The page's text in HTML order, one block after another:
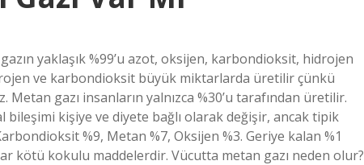
yaklaşık %99’u azot, oksijen, karbondioksit, hidrojen
ve karbondioksit büyük miktarlarda üretilir çünkü
gazı insanların yalnızca %30’u tarafından üretilir.
bileşimi kişiye ve diyete bağlı olarak değişir, ancak tipik
%9, Metan %7, Oksijen %3. Geriye kalan %1
kötü kokulu maddelerdir. Vücutta metan gazı neden olur?